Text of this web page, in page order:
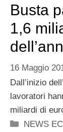
Busta
1,6
16 Maggio
Dall’inizio
lavoratori
miliardi di
Categorie
NEWS